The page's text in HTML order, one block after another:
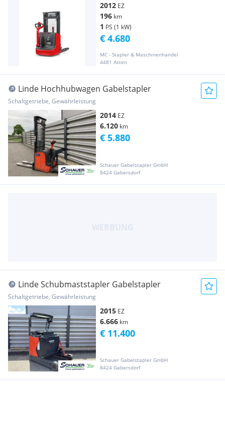
2012 EZ
196 km
1 PS (1 kW)
MC - Stapler & Maschinenhandel
4481 Asten
€ 4.680
Linde Hochhubwagen Gabelstapler
Schaltgetriebe, Gewährleistung
2014 EZ
6.120 km
Schauer Gabelstapler GmbH
8424 Gabersdorf
€ 5.880
Linde Schubmaststapler Gabelstapler
Schaltgetriebe, Gewährleistung
2015 EZ
6.666 km
Schauer Gabelstapler GmbH
8424 Gabersdorf
€ 11.400